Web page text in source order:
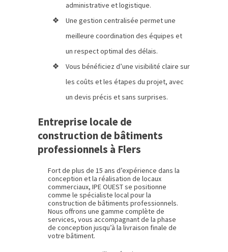
administrative et logistique.
Une gestion centralisée permet une
meilleure coordination des équipes et
un respect optimal des délais.
Vous bénéficiez d’une visibilité claire sur
les coûts et les étapes du projet, avec
un devis précis et sans surprises.
Entreprise locale de
construction de bâtiments
professionnels à Flers
Fort de plus de 15 ans d’expérience dans la
conception et la réalisation de locaux
commerciaux, IPE OUEST se positionne
comme le spécialiste local pour la
construction de bâtiments professionnels.
Nous offrons une gamme complète de
services, vous accompagnant de la phase
de conception jusqu’à la livraison finale de
votre bâtiment.